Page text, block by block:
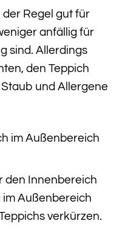
der Regel gut für
anfällig für
sind. Allerdings
den Teppich
und Allergene
im Außenbereich
den Innenbereich
im Außenbereich
verkürzen.